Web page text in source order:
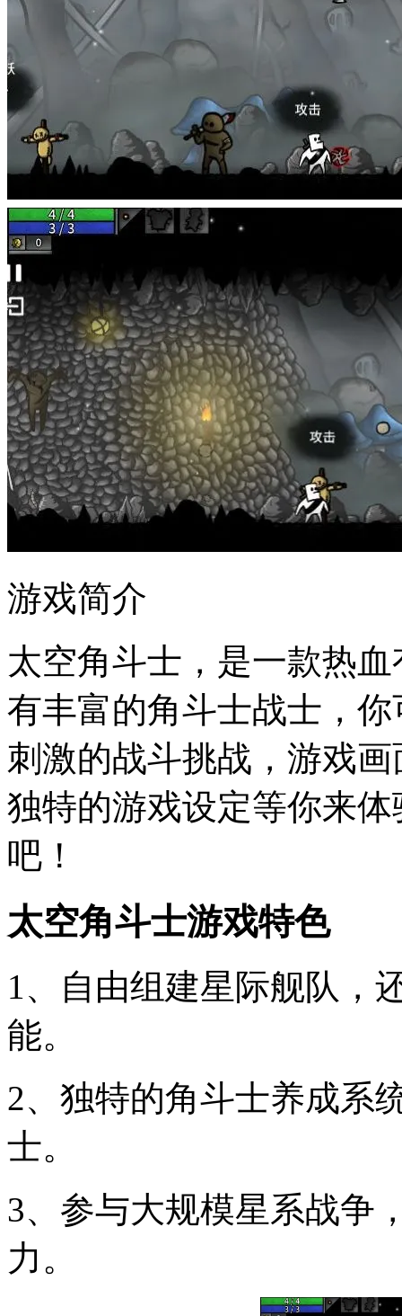
游戏简介
太空角斗士，是一款热
有丰富的角斗士战士，
刺激的战斗挑战，游戏
独特的游戏设定等你来
吧！
太空角斗士游戏特色
1、自由组建星际舰队，
能。
2、独特的角斗士养成系
士。
3、参与大规模星系战争
力。